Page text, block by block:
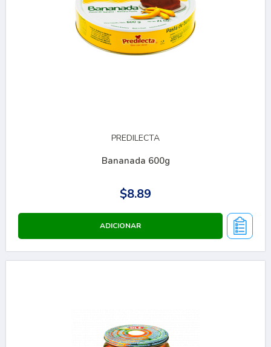
PREDILECTA
Bananada 600g
$8.89